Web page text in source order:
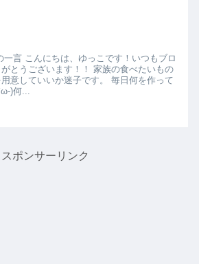
言 こんにちは、ゆっこです！いつもブロ
とうございます！！ 家族の食べたいもの
意していいか迷子です。 毎日何を作って
)何...
スポンサーリンク